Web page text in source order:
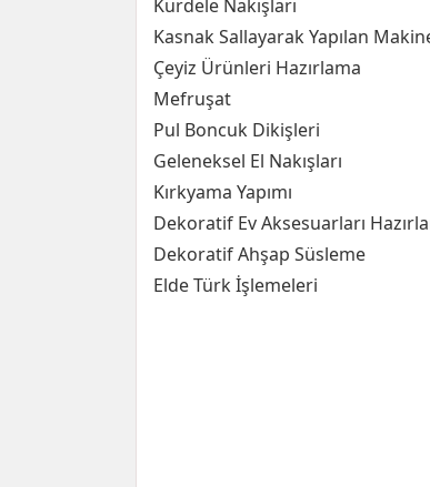
Kurdele Nakışları
Kasnak Sallayarak Yapılan
Çeyiz Ürünleri Hazırlama
Mefruşat
Pul Boncuk Dikişleri
Geleneksel El Nakışları
Kırkyama Yapımı
Dekoratif Ev Aksesuarları
Dekoratif Ahşap Süsleme
Elde Türk İşlemeleri